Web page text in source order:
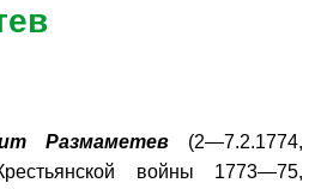
Размаметев(2—7.2.1774,
войны 1773—75,